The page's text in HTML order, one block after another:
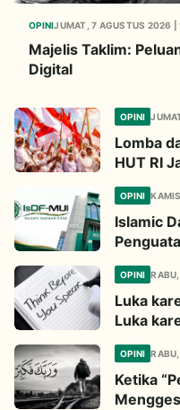
OPINIJUMAT, 7 AGUSTUS 2026 |
Majelis Taklim:
Digital
OPINI
Lomba
HUT RI
OPINI
Islamic
OPINI
Luka
Luka
OPINI
Ketika